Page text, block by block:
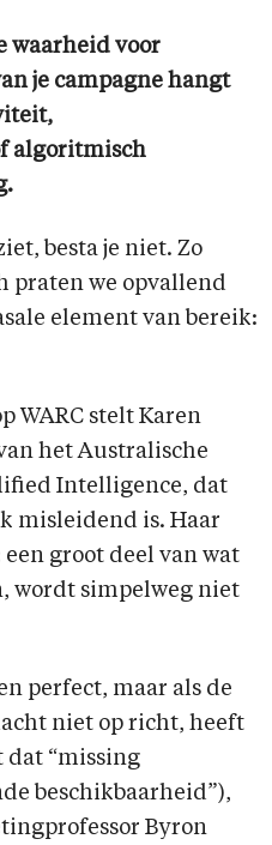
waarheid voor
je campagne hangt
algoritmisch
besta je niet. Zo
praten we opvallend
element van bereik:
WARC stelt Karen
het Australische
Intelligence, dat
misleidend is. Haar
groot deel van wat
wordt simpelweg niet
perfect, maar als de
niet op richt, heeft
dat “missing
beschikbaarheid”),
Byron